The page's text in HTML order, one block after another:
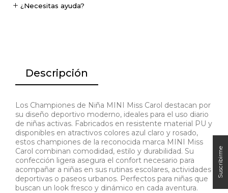
¿Necesitas ayuda?
Descripción
Los Championes de Niña MINI Miss Carol destacan por
su diseño deportivo moderno, ideales para el uso diario
de niñas activas. Fabricados en resistente material PU y
disponibles en atractivos colores azul claro y rosado,
estos championes de la reconocida marca MINI Miss
Carol combinan comodidad, estilo y durabilidad. Su
confección ligera asegura el confort necesario para
acompañar a niñas en sus rutinas escolares, actividades
deportivas o paseos urbanos. Perfectos para niñas que
buscan un look fresco y dinámico en cada aventura.